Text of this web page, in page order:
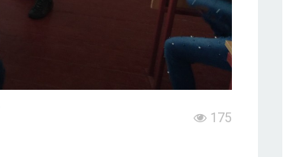
175